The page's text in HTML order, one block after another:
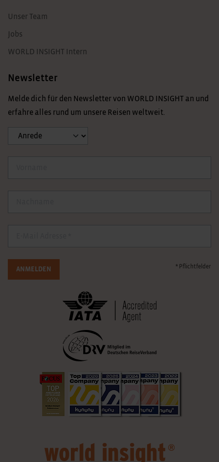
Unser Team
Jobs
WORLD INSIGHT Intern
Newsletter
Melde dich für den Newsletter von WORLD INSIGHT an und
erfahre alles rund um unsere Reisen weltweit.
Anrede
ANMELDEN * Pflichtfelder